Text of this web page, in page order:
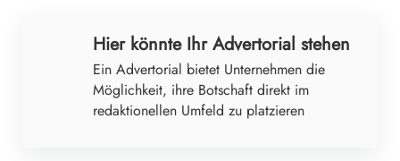
Hier könnte Ihr Advertorial stehen
Ein Advertorial bietet Unternehmen die
Möglichkeit, ihre Botschaft direkt im
redaktionellen Umfeld zu platzieren